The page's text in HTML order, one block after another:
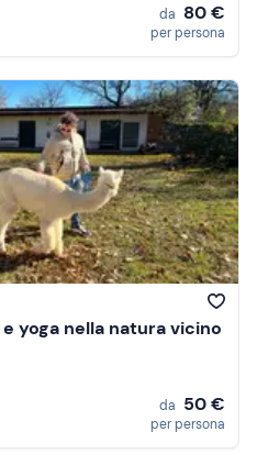
da 80 €
per persona
yoga nella natura vicino
da 50 €
per persona